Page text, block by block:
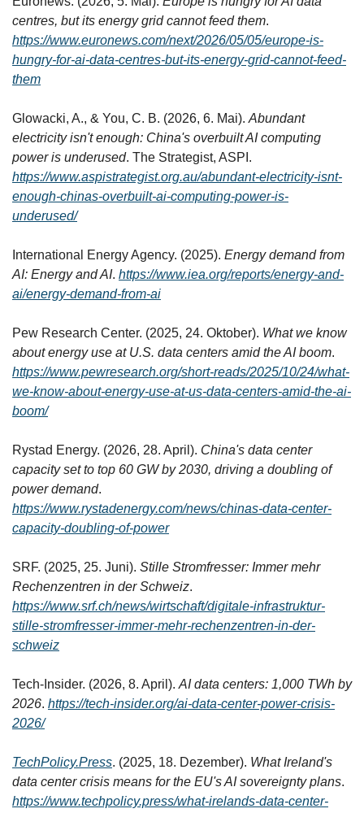
centres, but its energy grid cannot feed them
https://www.euronews.com/next/2026/05/05/europe-is-
hungry-for-ai-data-centres-but-its-energy-grid-cannot-feed-
them
Glowacki, A., & You, C. B. (2026, 6. Mai). Abundant
electricity isn't enough: China's overbuilt AI computing
power is underused
https://www.aspistrategist.org.au/abundant-electricity-isnt-
enough-chinas-overbuilt-ai-computing-power-is-
underused/
International Energy Agency. (2025). Energy demand from
AI: Energy and AI. https://www.iea.org/reports/energy-and-
ai/energy-demand-from-ai
Pew Research Center. (2025, 24. Oktober). What we know
about energy use at U.S. data centers amid the AI boom
https://www.pewresearch.org/short-reads/2025/10/24/what-
we-know-about-energy-use-at-us-data-centers-amid-the-ai-
boom/
Rystad Energy. (2026, 28. April). China's data center
capacity set to top 60 GW by 2030, driving a doubling of
power demand
https://www.rystadenergy.com/news/chinas-data-center-
capacity-doubling-of-power
SRF. (2025, 25. Juni). Stille Stromfresser: Immer mehr
Rechenzentren in der Schweiz
https://www.srf.ch/news/wirtschaft/digitale-infrastruktur-
stille-stromfresser-immer-mehr-rechenzentren-in-der-
schweiz
Tech-Insider. (2026, 8. April). AI data centers: 1,000 TWh by
2026. https://tech-insider.org/ai-data-center-power-crisis-
2026/
TechPolicy.Press. (2025, 18. Dezember). What Ireland's
data center crisis means for the EU's AI sovereignty plans
https://www.techpolicy.press/what-irelands-data-center-